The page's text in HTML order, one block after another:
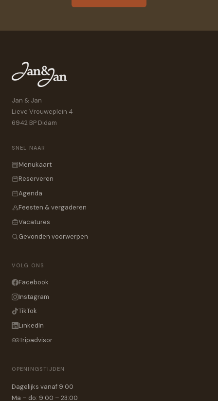
Jan & Jan
Lieve Vrouweplein 4
6942 BP Didam
SNEL NAAR
Menukaart
Reserveren
Agenda
Feesten & vergaderen
Vacatures
Gevonden voorwerpen
VOLG ONS
Facebook
Instagram
TikTok
LinkedIn
Tripadvisor
OPENINGSTIJDEN
Dagelijks vanaf 9:00
Ma – do: 9:00 – 23:00